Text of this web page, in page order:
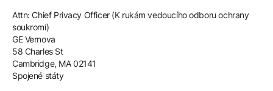
Attn: Chief Privacy Officer (K rukám vedoucího odboru ochrany
soukromí)
GE Vernova
58 Charles St
Cambridge, MA 02141
Spojené státy